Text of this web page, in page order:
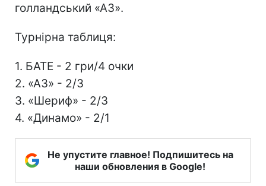
голландський «АЗ».
Турнірна таблиця:
1. БАТЕ - 2 гри/4 очки
2. «АЗ» - 2/3
3. «Шериф» - 2/3
4. «Динамо» - 2/1
Не упустите главное! Подпишитесь на
наши обновления в Google!